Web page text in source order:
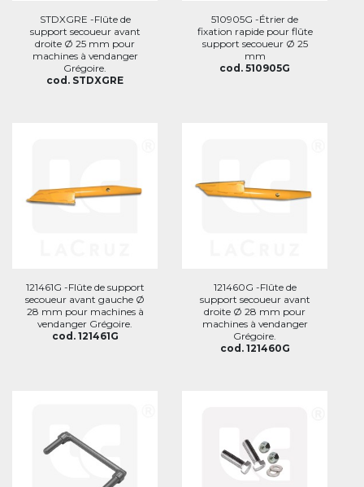
STDXGRE -Flûte de
support secoueur avant
droite Ø 25 mm pour
machines à vendanger
Grégoire.
cod. STDXGRE
510905G -Étrier de
fixation rapide pour flûte
support secoueur Ø 25
mm
cod. 510905G
121461G -Flûte de support
secoueur avant gauche Ø
28 mm pour machines à
vendanger Grégoire.
cod. 121461G
121460G -Flûte de
support secoueur avant
droite Ø 28 mm pour
machines à vendanger
Grégoire.
cod. 121460G